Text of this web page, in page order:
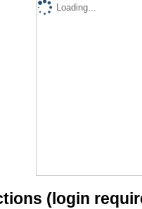
Loading...
(login